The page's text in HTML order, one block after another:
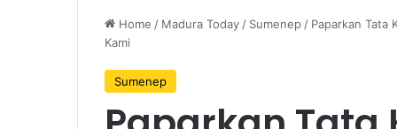
Home / Madura Today/ Sumenep/ Paparkan Tata
Kami
Sumenep